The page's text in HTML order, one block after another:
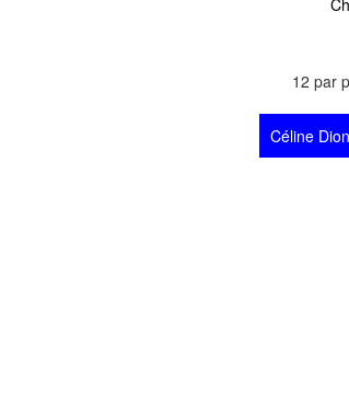
12 par
Céline